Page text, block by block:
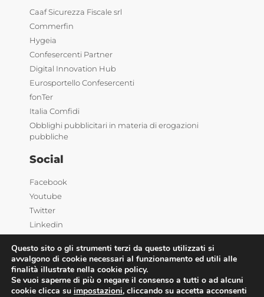
Caaf Sicurezza Fiscale srl
Commerfin
Hygeia
Confesercenti Partner
Digital Innovation Hub
Eurosportello Confesercenti
fonTer
Italia Comfidi
Obblighi pubblicitari in materia di erogazioni
pubbliche
Social
Facebook
Youtube
Twitter
Linkedin
Questo sito o gli strumenti terzi da questo utilizzati si
avvalgono di cookie necessari al funzionamento ed utili alle
finalità illustrate nella cookie policy.
Se vuoi saperne di più o negare il consenso a tutti o ad alcuni
cookie clicca su impostazioni, cliccando su accetta acconsenti